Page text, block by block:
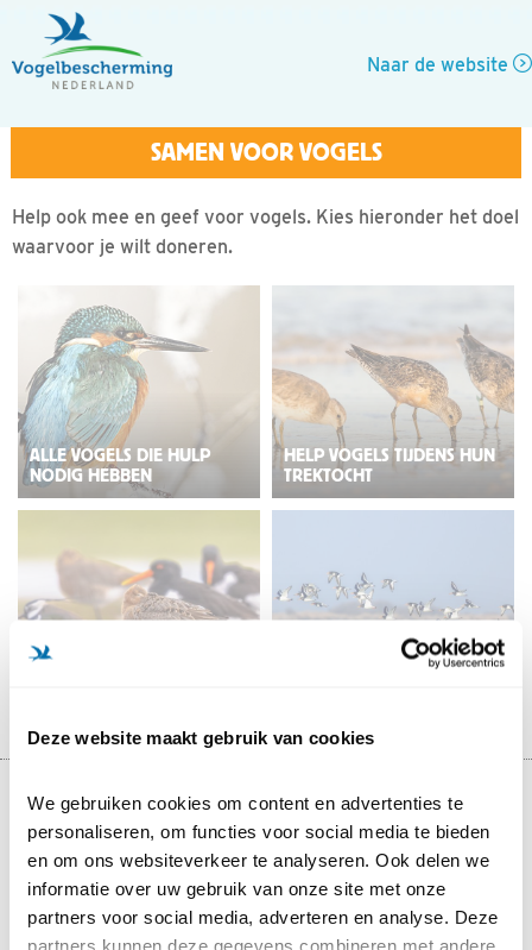
Deze website maakt gebruik van cookies
We gebruiken cookies om content en advertenties te
personaliseren, om functies voor social media te bieden
en om ons websiteverkeer te analyseren. Ook delen we
informatie over uw gebruik van onze site met onze
partners voor social media, adverteren en analyse. Deze
partners kunnen deze gegevens combineren met andere
Naar de website
Help ook mee en geef voor vogels. Kies hieronder het doel
waarvoor je wilt doneren.
ALLE VOGELS DIE HULP
NODIG HEBBEN
HELP VOGELS TIJDENS HUN
TREKTOCHT
Samen voor vogels
€ 5 € 20 € 50 Anders, nl.
Titel